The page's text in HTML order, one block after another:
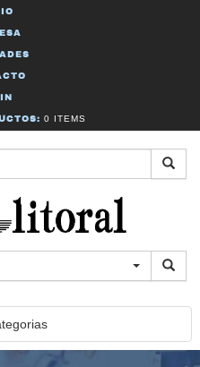
0 ITEMS